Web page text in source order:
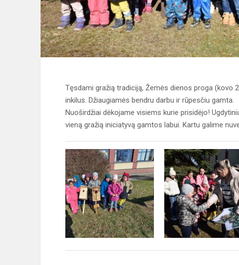
Tęsdami gražią tradiciją, Žemės dienos proga (kovo
inkilus. Džiaugiamės bendru darbu ir rūpesčiu gamta.
Nuoširdžiai dėkojame visiems kurie prisidėjo!
vieną gražią iniciatyvą gamtos labui. Kartu galime